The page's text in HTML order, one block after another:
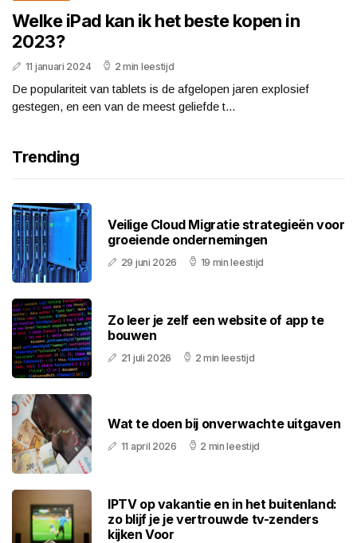
Welke iPad kan ik het beste kopen in
2023?
11 januari 2024 2 min leestijd
De populariteit van tablets is de afgelopen jaren explosief
gestegen, en een van de meest geliefde t...
Trending
Veilige Cloud Migratie strategieën voor
groeiende ondernemingen
29 juni 2026 19 min leestijd
Zo leer je zelf een website of app te
bouwen
21 juli 2026 2 min leestijd
Wat te doen bij onverwachte uitgaven
11 april 2026 2 min leestijd
IPTV op vakantie en in het buitenland:
zo blijf je je vertrouwde tv-zenders
kijken Voor